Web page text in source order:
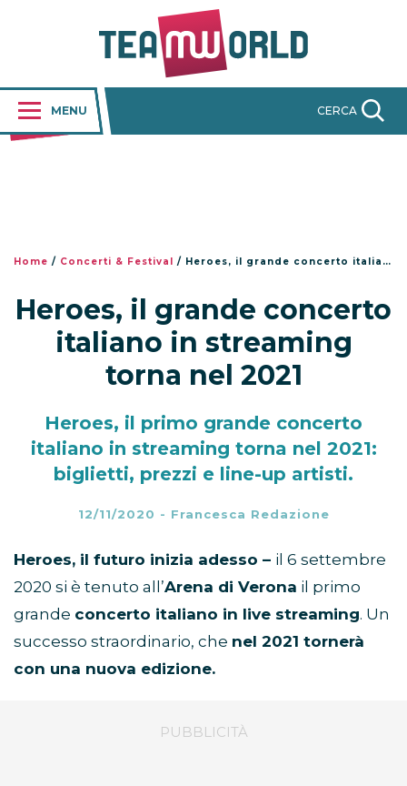
MENU CERCA
Home / Concerti & Festival / Heroes, il grande concerto italiano in streaming torna nel 2021
Heroes, il grande concerto
italiano in streaming
torna nel 2021
Heroes, il primo grande concerto
italiano in streaming torna nel 2021:
biglietti, prezzi e line-up artisti.
12/11/2020 - Francesca Redazione
Heroes, il futuro inizia adesso – il 6 settembre
2020 si è tenuto all’Arena di Verona il primo
grande concerto italiano in live streaming. Un
successo straordinario, che nel 2021 tornerà
con una nuova edizione.